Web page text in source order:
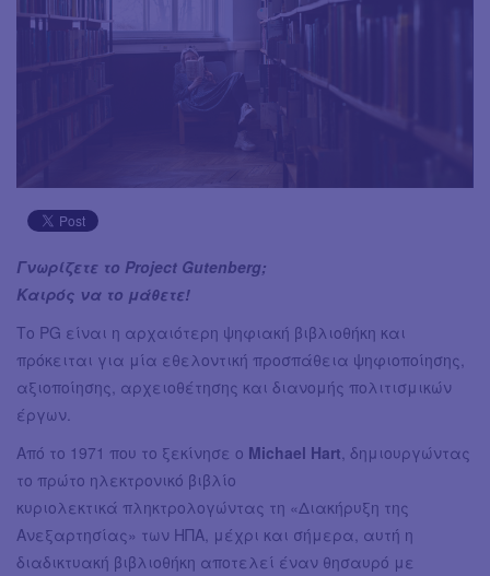
Γνωρίζετε το Project Gutenberg;
Καιρός να το μάθετε!
Το PG είναι η αρχαιότερη ψηφιακή βιβλιοθήκη και
πρόκειται για μία εθελοντική προσπάθεια ψηφιοποίησης,
αξιοποίησης, αρχειοθέτησης και διανομής πολιτισμικών
έργων.
Από το 1971 που το ξεκίνησε ο Michael Hart , δημιουργώντας
το πρώτο ηλεκτρονικό βιβλίο
κυριολεκτικά πληκτρολογώντας τη «Διακήρυξη της
Ανεξαρτησίας» των ΗΠΑ, μέχρι και σήμερα, αυτή η
διαδικτυακή βιβλιοθήκη αποτελεί έναν θησαυρό με